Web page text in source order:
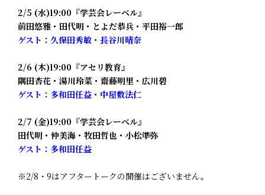
2/5 (水)19:00『学芸会レーベル』
前田悠雅・田代明・とよだ恭兵・平田裕一郎
ゲスト：久保田秀敏・長谷川晴奈
2/6 (木)19:00『アセリ教育』
隅田杏花・湯川玲菜・齋藤明里・広川碧
ゲスト：多和田任益・中屋敷法仁
2/7 (金)19:00『学芸会レーベル』
田代明・仲美海・牧田哲也・小松準弥
ゲスト：多和田任益
※2/8・9はアフタートークの開催はございません。